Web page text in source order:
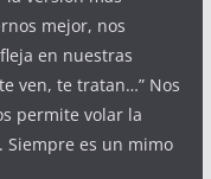
mejor, nos
en nuestras
ven, te tratan…” Nos
permite volar la
Siempre es un mimo